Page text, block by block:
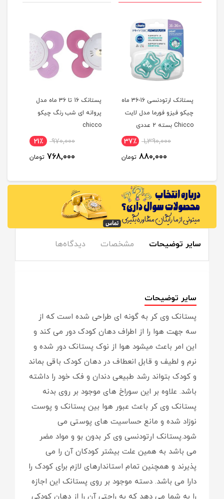
پستانک ارتودنسی 16-36 ماه
چیکو فیزو فورما مدل لایت
Chicco بسته 2 عددی
1,390,000 37٪
880,000 تومان
پستانک 16 تا 36 ماه مدل
پروانه ای شب رنگ چیکو
chicco
970,000 21٪
768,000 تومان
سایر توضیحات مشخصات دیدگاه‌ها
سایر توضیحات
پستانک وی کر به گونه ای طراحی شده است که از
سه جهت هوا را از اطراف دهان کودک دور می کند و
این امر باعث میشود هوا از نوک پستانک دور شده و
نرم و لطیف و قابل انعطاف در دهان کودک باقی بماند
و کودک بتواند رشد طبیعی دندان و فک خود را داشته
باشد. علاوه بر این سوراخ های موجود بر روی بدنه
پستانک وی کر باعث عبور هوا بین پستانک و پوست
نوزاد شده و مانع حساسیت های پوستی می
شود.پستانک ارتودنسی وی کر بدون بو و مواد مضر
می باشد به همین علت بیشتر کودکان آن را می
پذیرند و همچنین تمام استاندارهای لازم برای کودک را
دارا می باشد. دسته موجود بر روی پستانک این اجازه